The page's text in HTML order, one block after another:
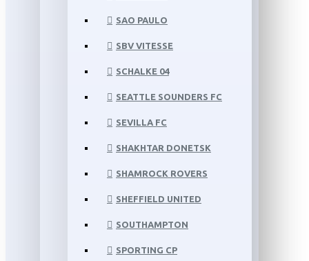
SAO PAULO
SBV VITESSE
SCHALKE 04
SEATTLE SOUNDERS FC
SEVILLA FC
SHAKHTAR DONETSK
SHAMROCK ROVERS
SHEFFIELD UNITED
SOUTHAMPTON
SPORTING CP